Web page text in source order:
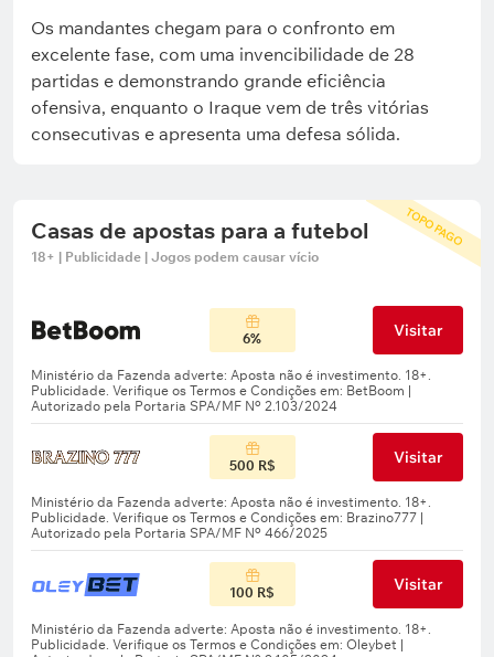
Os mandantes chegam para o confronto em
excelente fase, com uma invencibilidade de 28
partidas e demonstrando grande eficiência
ofensiva, enquanto o Iraque vem de três vitórias
consecutivas e apresenta uma defesa sólida.
TOPO PAGO
Casas de apostas para a futebol
18+ | Publicidade | Jogos podem causar vício
6% Visitar
500 R$ Visitar
100 R$ Visitar